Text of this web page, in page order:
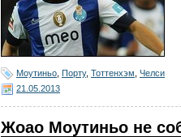
Моутиньо Порту, Тоттенхэм Челси
21.05.2013
Жоао Моутиньо не